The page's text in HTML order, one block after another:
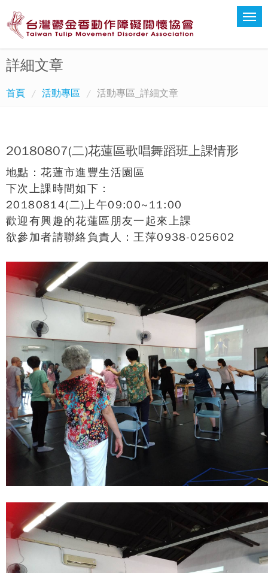
詳細文章
首頁 活動專區 活動專區_詳細文章
20180807(二)花蓮區歌唱舞蹈班上課情形
地點：花蓮市進豐生活園區
下次上課時間如下：
20180814(二)上午09:00~11:00
歡迎有興趣的花蓮區朋友一起來上課
欲參加者請聯絡負責人：王萍0938-025602